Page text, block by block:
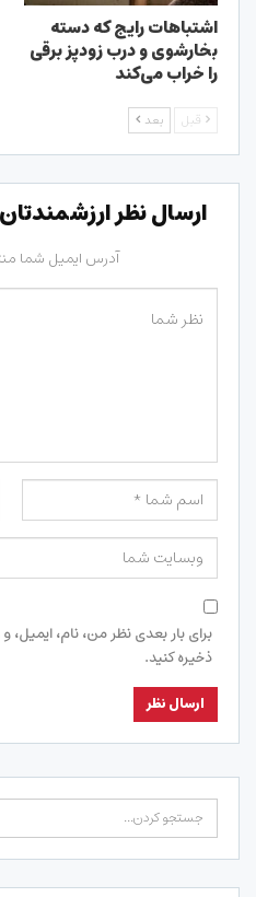
اشتباهات رایج که دسته
بخارشوی و درب زودپز برقی
را خراب می‌کند
قبل بعد
ارسال نظر ارزشمندتان
آدرس ایمیل شما
برای بار بعدی نظر من، نام،
ذخیره کنید.